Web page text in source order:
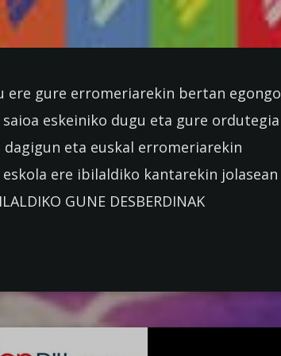
ere gure erromeriarekin bertan egongo
eskeiniko dugu eta gure ordutegia
dagigun eta euskal erromeriarekin
ere ibilaldiko kantarekin jolasean
GUNE DESBERDINAK